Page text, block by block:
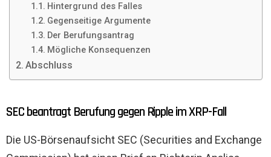
Hintergrund des Falles
Gegenseitige Argumente
Der Berufungsantrag
Mögliche Konsequenzen
Abschluss
SEC beantragt Berufung gegen Ripple im XRP-Fall
Die US-Börsenaufsicht SEC (Securities and Exchange